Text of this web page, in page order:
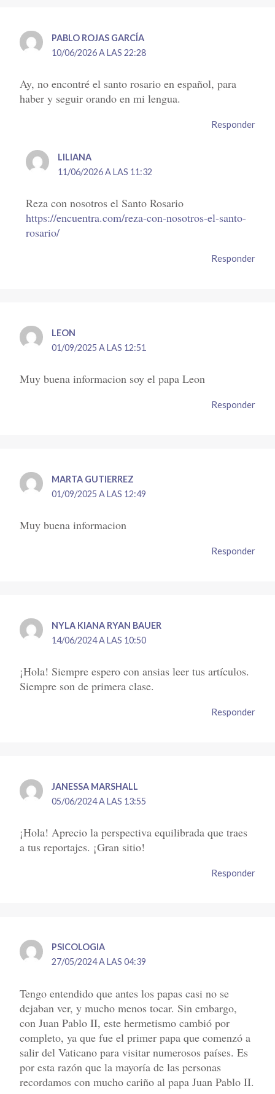
PABLO ROJAS GARCÍA
10/06/2026 A LAS 22:28
Ay, no encontré el santo rosario en español, para
haber y seguir orando en mi lengua.
Responder
LILIANA
11/06/2026 A LAS 11:32
Reza con nosotros el Santo Rosario
https://encuentra.com/reza-con-nosotros-el-santo-
rosario/
Responder
LEON
01/09/2025 A LAS 12:51
Muy buena informacion soy el papa Leon
Responder
MARTA GUTIERREZ
01/09/2025 A LAS 12:49
Muy buena informacion
Responder
NYLA KIANA RYAN BAUER
14/06/2024 A LAS 10:50
¡Hola! Siempre espero con ansias leer tus artículos.
Siempre son de primera clase.
Responder
JANESSA MARSHALL
05/06/2024 A LAS 13:55
¡Hola! Aprecio la perspectiva equilibrada que traes
a tus reportajes. ¡Gran sitio!
Responder
PSICOLOGIA
27/05/2024 A LAS 04:39
Tengo entendido que antes los papas casi no se
dejaban ver, y mucho menos tocar. Sin embargo,
con Juan Pablo II, este hermetismo cambió por
completo, ya que fue el primer papa que comenzó a
salir del Vaticano para visitar numerosos países. Es
por esta razón que la mayoría de las personas
recordamos con mucho cariño al papa Juan Pablo II.